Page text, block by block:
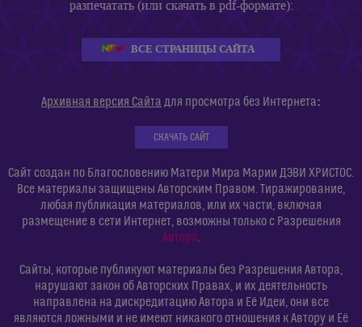
разпечатать (или скачать в pdf-формате):
ВСЕ СТРАНИЦЫ САЙТА
Архивная версия Сайта для просмотра без Интернета:
СКАЧАТЬ САЙТ
Сайт создан по Благословению Матери Мира Марии ДЭВИ ХРИСТОС.
Все материалы защищены Авторским Правом. Тиражирование,
любая публикация материалов, или их части, включая
размещение в сети Интернет, возможны только с Разрешения
Автора.
Сайты, которые публикуют материалы без Разрешения Автора,
нарушают закон об Авторских Правах, и их деятельность
направлена на дискредитацию Автора и Её Идеи, они все
являются ложными и не имеют никакого отношения к Автору и Её